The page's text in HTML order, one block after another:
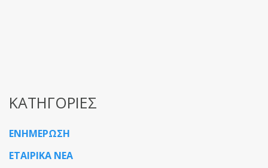
ΚΑΤΗΓΟΡΙΕΣ
ΕΝΗΜΕΡΩΣΗ
ΕΤΑΙΡΙΚΑ ΝΕΑ